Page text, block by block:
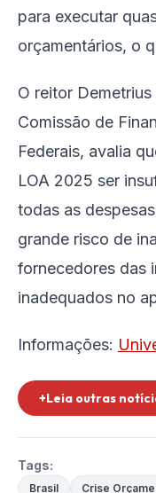
para executar
orçamentários, o
O reitor
Comissão de
Federais, avalia
LOA 2025 ser
todas as
grande risco de
fornecedores das
inadequados no
Informações:
+Leia outras
Tags:
Brasil Crise